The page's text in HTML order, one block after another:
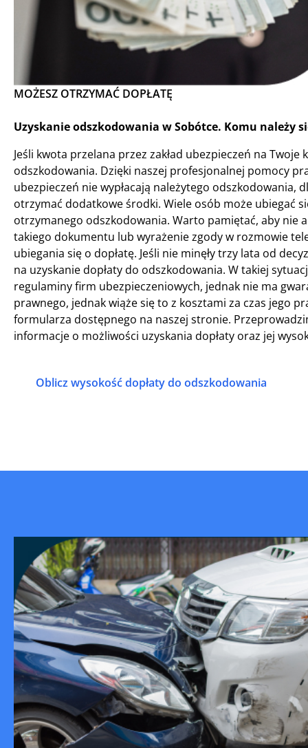
MOŻESZ OTRZYMAĆ DOPŁATĘ
Uzyskanie odszkodowania w Sobótce. Komu należy
Jeśli kwota przelana przez zakład ubezpieczeń na
odszkodowania. Dzięki naszej profesjonalnej pomocy
ubezpieczeń nie wypłacają należytego odszkodowania,
otrzymać dodatkowe środki. Wiele osób może ubiegać
otrzymanego odszkodowania. Warto pamiętać, aby nie
takiego dokumentu lub wyrażenie zgody w rozmowie
ubiegania się o dopłatę. Jeśli nie minęły trzy lata od
na uzyskanie dopłaty do odszkodowania. W takiej
regulaminy firm ubezpieczeniowych, jednak nie ma
prawnego, jednak wiąże się to z kosztami za czas jego
formularza dostępnego na naszej stronie.
informacje o możliwości uzyskania dopłaty oraz jej
Oblicz wysokość dopłaty do odszkodowania